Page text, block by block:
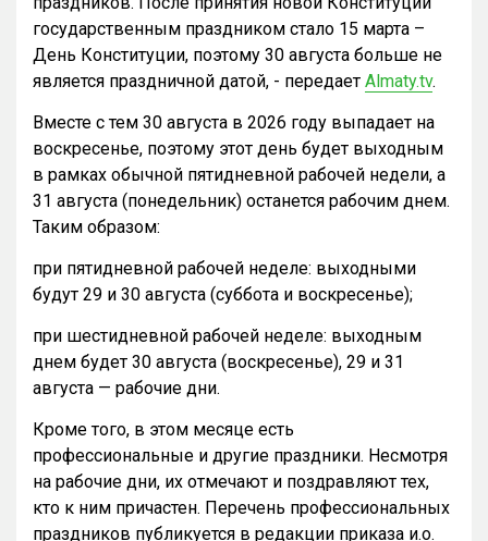
государственным праздником стало 15 марта –
День Конституции, поэтому 30 августа больше не
является праздничной датой, - передает Almaty.tv.
Вместе с тем 30 августа в 2026 году выпадает на
воскресенье, поэтому этот день будет выходным
в рамках обычной пятидневной рабочей недели, а
31 августа (понедельник) останется рабочим днем.
Таким образом:
при пятидневной рабочей неделе: выходными
будут 29 и 30 августа (суббота и воскресенье);
при шестидневной рабочей неделе: выходным
днем будет 30 августа (воскресенье), 29 и 31
августа — рабочие дни.
Кроме того, в этом месяце есть
профессиональные и другие праздники. Несмотря
на рабочие дни, их отмечают и поздравляют тех,
кто к ним причастен. Перечень профессиональных
праздников публикуется в редакции приказа и.о.